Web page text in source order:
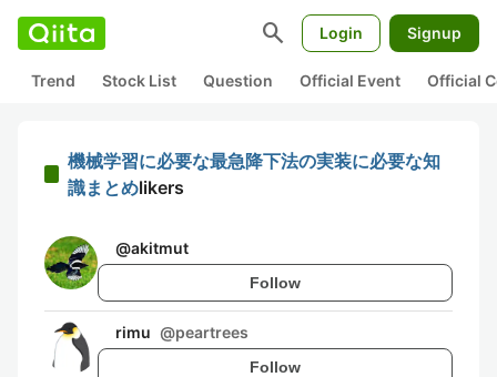
search Login Signup
Trend Stock List Question Official Event Official
機械学習に必要な最急降下法の実装に必要な知
識まとめlikers
@akitmut
Follow
rimu @peartrees
Follow